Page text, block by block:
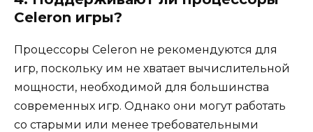
Celeron игры?
Процессоры Celeron не рекомендуются для
игр, поскольку им не хватает вычислительной
мощности, необходимой для большинства
современных игр. Однако они могут работать
со старыми или менее требовательными